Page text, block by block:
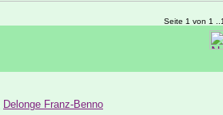
Seite 1 von 1
Delonge Franz-Benno